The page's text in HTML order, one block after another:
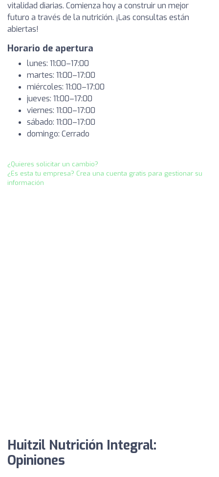
vitalidad diarias. Comienza hoy a construir un mejor
futuro a través de la nutrición. ¡Las consultas están
abiertas!
Horario de apertura
lunes: 11:00–17:00
martes: 11:00–17:00
miércoles: 11:00–17:00
jueves: 11:00–17:00
viernes: 11:00–17:00
sábado: 11:00–17:00
domingo: Cerrado
¿Quieres solicitar un cambio?
¿Es esta tu empresa? Crea una cuenta gratis para gestionar su
información
Huitzil Nutrición Integral:
Opiniones